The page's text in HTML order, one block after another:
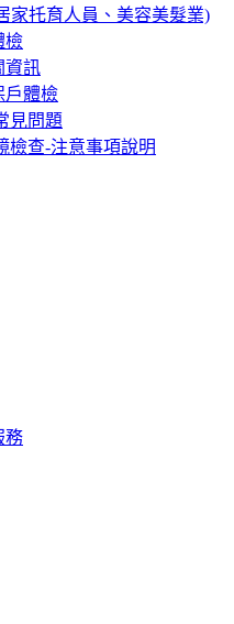
家托育人員、美容美髮業)
檢
資訊
戶體檢
見問題
檢查-注意事項說明
務